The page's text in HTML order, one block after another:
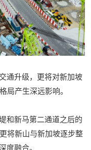
通升级，更将对新加坡
局产生深远影响。
和新马第二通道之后的
将新山与新加坡逐步整
度融合。